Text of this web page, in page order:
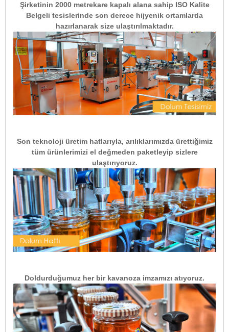
Şirketinin 2000 metrekare kapalı alana sahip ISO Kalite
Belgeli tesislerinde son derece hijyenik ortamlarda
hazırlanarak size ulaştırılmaktadır.
Son teknoloji üretim hatlarıyla, arılıklarımızda ürettiğimiz
tüm ürünlerimizi el değmeden paketleyip sizlere
ulaştırıyoruz.
Doldurduğumuz her bir kavanoza imzamızı atıyoruz.